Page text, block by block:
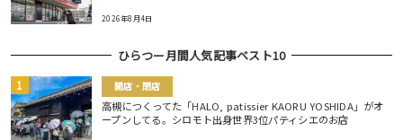
2026年8月4日
ひらつー月間人気記事ベスト10
開店・閉店
高槻につくってた「HALO, patissier KAORU YOSHIDA」がオ
ープンしてる。シロモト出身世界3位パティシエのお店